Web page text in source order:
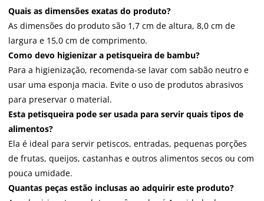
Quais as dimensões exatas do produto?
As dimensões do produto são 1,7 cm de altura, 8,0 cm de
largura e 15,0 cm de comprimento.
Como devo higienizar a petisqueira de bambu?
Para a higienização, recomenda-se lavar com sabão neutro e
usar uma esponja macia. Evite o uso de produtos abrasivos
para preservar o material.
Esta petisqueira pode ser usada para servir quais tipos de
alimentos?
Ela é ideal para servir petiscos, entradas, pequenas porções
de frutas, queijos, castanhas e outros alimentos secos ou com
pouca umidade.
Quantas peças estão inclusas ao adquirir este produto?